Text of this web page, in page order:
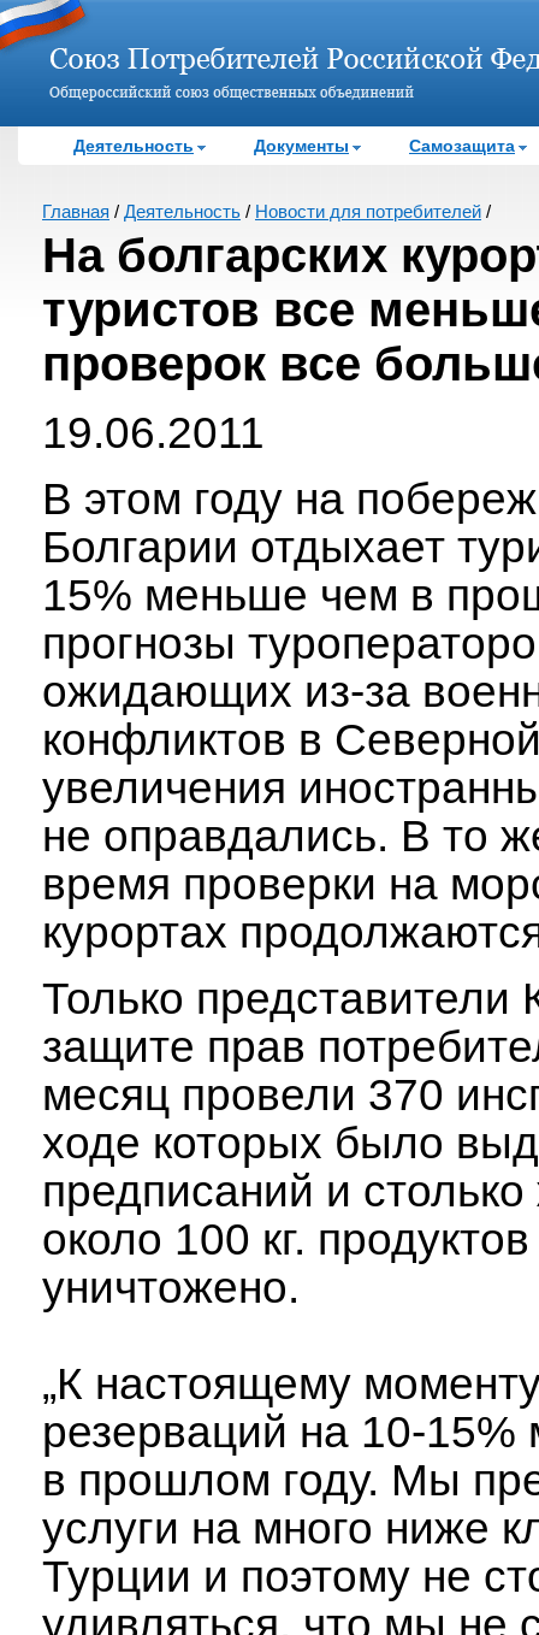
Деятельность Документы Самозащита
Главная / Деятельность / Новости для потребителей /
На болгарских
туристов все
проверок все
19.06.2011
В этом году на
Болгарии отдыхает
15% меньше чем в
прогнозы
ожидающих из-за
конфликтов в
увеличения
не оправдались. В то
время проверки на
курортах
Только представители
защите прав
месяц провели 370
ходе которых было
предписаний и
около 100 кг. продуктов
уничтожено.
„К настоящему
резерваций на 10-
в прошлом году. Мы
услуги на много ниже
Турции и поэтому не
удивляться, что мы не